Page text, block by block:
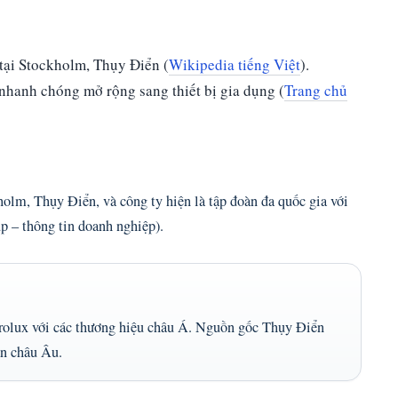
Stockholm, Thụy Điển (Wikipedia tiếng Việt).
chóng mở rộng sang thiết bị gia dụng (Trang chủ
Thụy Điển, và công ty hiện là tập đoàn đa quốc gia với
– thông tin doanh nghiệp).
với các thương hiệu châu Á. Nguồn gốc Thụy Điển
châu Âu.